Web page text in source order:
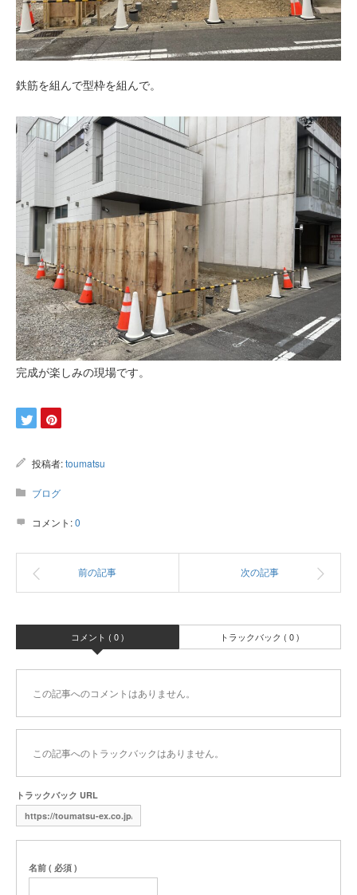
鉄筋を組んで型枠を組んで。
完成が楽しみの現場です。
投稿者:toumatsu
ブログ
コメント:0
コメント ( 0 ) トラックバック ( 0 )
この記事へのコメントはありません。
この記事へのトラックバックはありません。
トラックバック URL
名前 ( 必須 )